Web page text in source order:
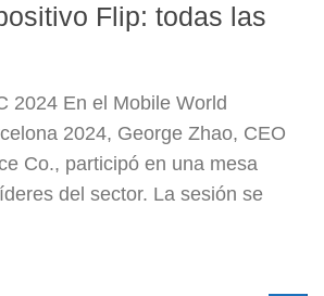
Flip: todas las
2024 En el Mobile World
2024, George Zhao, CEO
Co., participó en una mesa
del sector. La sesión se